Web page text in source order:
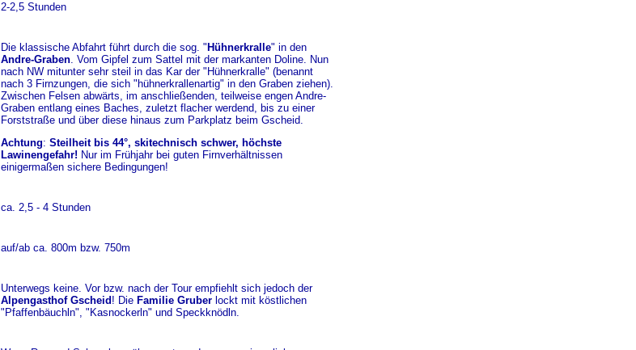
2-2,5 Stunden
Die klassische Abfahrt führt durch die sog. " Hühnerkralle" in den
Andre-Graben. Vom Gipfel zum Sattel mit der markanten Doline. Nun
nach NW mitunter sehr steil in das Kar der "Hühnerkralle" (benannt
nach 3 Firnzungen, die sich "hühnerkrallenartig" in den Graben ziehen).
Zwischen Felsen abwärts, im anschließenden, teilweise engen Andre-
Graben entlang eines Baches, zuletzt flacher werdend, bis zu einer
Forststraße und über diese hinaus zum Parkplatz beim Gscheid.
Achtung: Steilheit bis 44°, skitechnisch schwer, höchste
Lawinengefahr! Nur im Frühjahr bei guten Firnverhältnissen
einigermaßen sichere Bedingungen!
ca. 2,5 - 4 Stunden
auf/ab ca. 800m bzw. 750m
Unterwegs keine. Vor bzw. nach der Tour empfiehlt sich jedoch der
Alpengasthof Gscheid ! Die Familie Gruber lockt mit köstlichen
"Pfaffenbäuchln", "Kasnockerln" und Speckknödln.